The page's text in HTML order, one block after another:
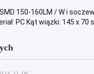
150-160LM / W i
PC Kąt wiązki: 145 x 70